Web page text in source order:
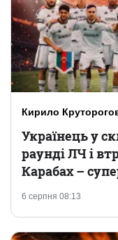
Кирило
6 серпня 08:13
Українець у
раунді ЛЧ і
Карабах –